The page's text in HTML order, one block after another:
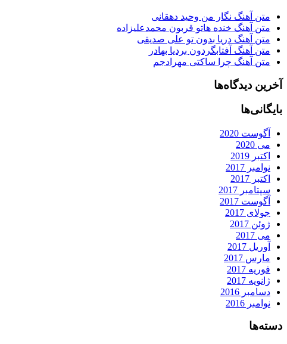
متن آهنگ نگار من وحید دهقانی
متن آهنگ خنده هاتو قربون محمدعلیزاده
متن آهنگ دریا بدون تو علی صدیقی
متن آهنگ آفتابگردون بردیا بهادر
متن آهنگ چرا ساکتی مهرادجم
آخرین دیدگاه‌ها
بایگانی‌ها
آگوست 2020
می 2020
اکتبر 2019
نوامبر 2017
اکتبر 2017
سپتامبر 2017
آگوست 2017
جولای 2017
ژوئن 2017
می 2017
آوریل 2017
مارس 2017
فوریه 2017
ژانویه 2017
دسامبر 2016
نوامبر 2016
دسته‌ها